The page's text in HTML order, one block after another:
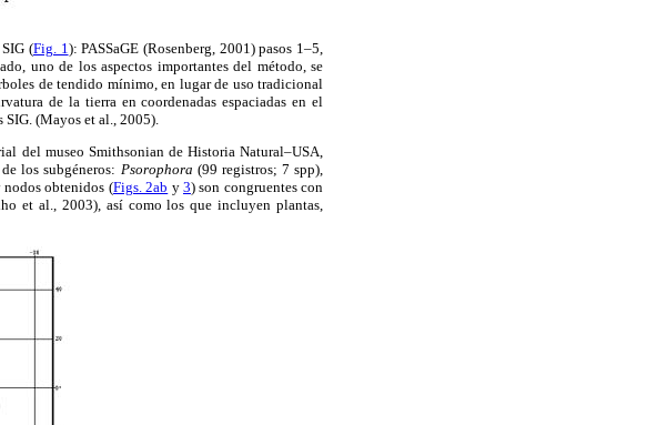
(Fig. 1 ): PASSaGE (Rosenberg, 2001) pasos 1–5,
uno de los aspectos importantes del método, se
de tendido mínimo, en lugar de uso tradicional
de la tierra en coordenadas espaciadas en el
(Mayos et al., 2005).
del museo Smithsonian de Historia Natural–USA,
de los subgéneros: Psorophora (99 registros; 7 spp),
obtenidos (Figs. 2ab y 3) son congruentes con
et al., 2003), así como los que incluyen plantas,